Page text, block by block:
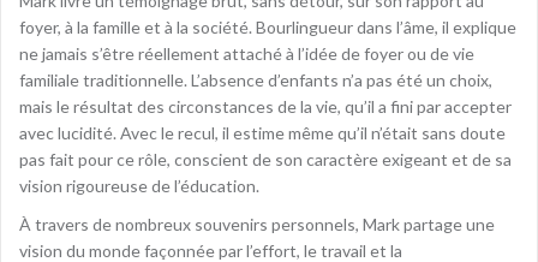
foyer, à la famille et à la société. Bourlingueur dans l’âme, il explique
ne jamais s’être réellement attaché à l’idée de foyer ou de vie
familiale traditionnelle. L’absence d’enfants n’a pas été un choix,
mais le résultat des circonstances de la vie, qu’il a fini par accepter
avec lucidité. Avec le recul, il estime même qu’il n’était sans doute
pas fait pour ce rôle, conscient de son caractère exigeant et de sa
vision rigoureuse de l’éducation.
À travers de nombreux souvenirs personnels, Mark partage une
vision du monde façonnée par l’effort, le travail et la